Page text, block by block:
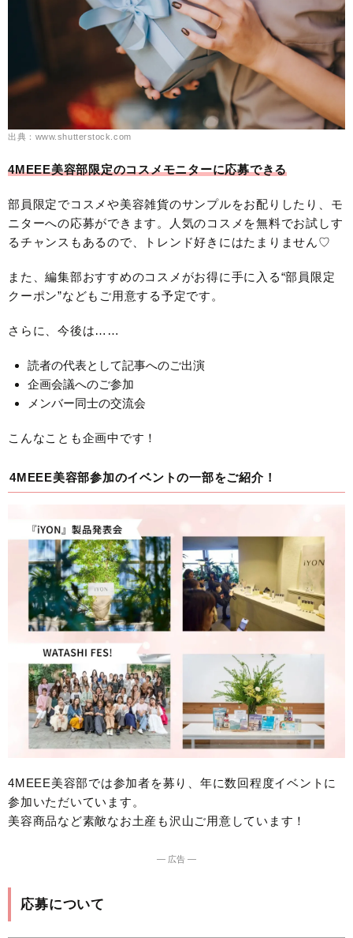
出典：www.shutterstock.com
4MEEE美容部限定のコスメモニターに応募できる
部員限定でコスメや美容雑貨のサンプルをお配りしたり、モ
ニターへの応募ができます。人気のコスメを無料でお試しす
るチャンスもあるので、トレンド好きにはたまりません♡
また、編集部おすすめのコスメがお得に手に入る“部員限定
クーポン”などもご用意する予定です。
さらに、今後は……
読者の代表として記事へのご出演
企画会議へのご参加
メンバー同士の交流会
こんなことも企画中です！
4MEEE美容部参加のイベントの一部をご紹介！
4MEEE美容部では参加者を募り、年に数回程度イベントに
参加いただいています。
美容商品など素敵なお土産も沢山ご用意しています！
― 広告 ―
応募について